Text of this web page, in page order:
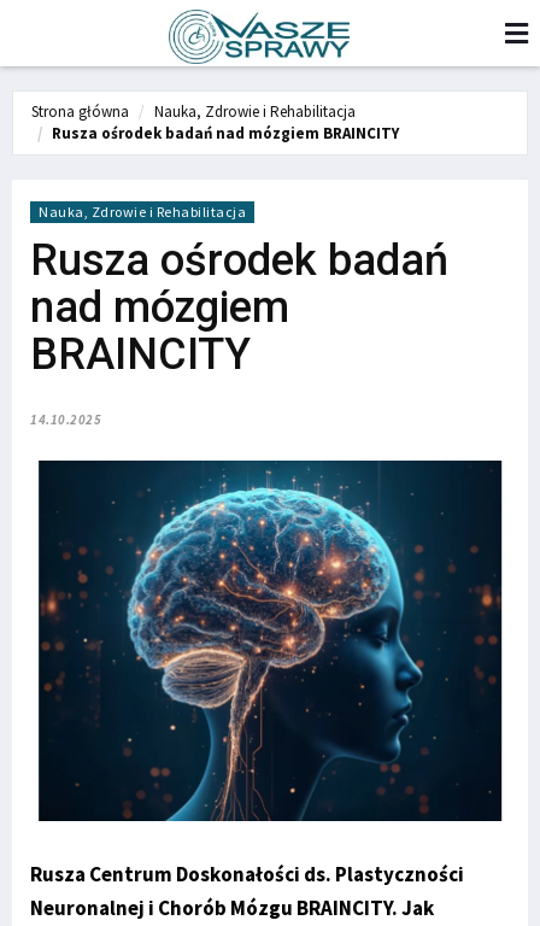
Strona główna
Nauka, Zdrowie i Rehabilitacja
Rusza ośrodek badań nad mózgiem BRAINCITY
Nauka, Zdrowie i Rehabilitacja
Rusza ośrodek badań
nad mózgiem
BRAINCITY
14.10.2025
Rusza Centrum Doskonałości ds. Plastyczności
Neuronalnej i Chorób Mózgu BRAINCITY. Jak